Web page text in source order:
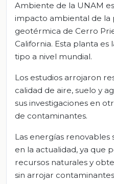
Ambiente de la UNAM
impacto ambiental de la
geotérmica de Cerro
California. Esta planta
tipo a nivel mundial.
Los estudios arrojaron
calidad de aire, suelo y
sus investigaciones en
de contaminantes.
Las energías
en la actualidad, ya que
recursos naturales y
sin arrojar